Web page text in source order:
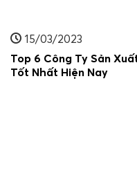
15/03/2023
Top 6 Công Ty Sản
Tốt Nhất Hiện Nay